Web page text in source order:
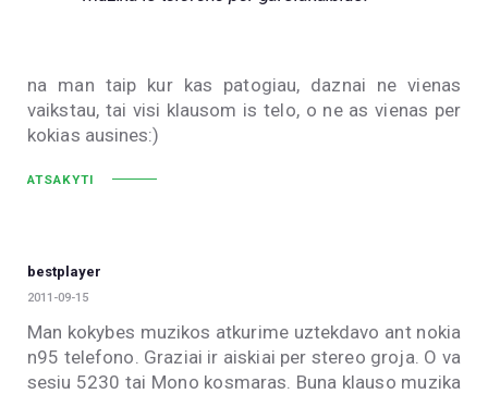
na man taip kur kas patogiau, daznai ne vienas
vaikstau, tai visi klausom is telo, o ne as vienas per
kokias ausines:)
ATSAKYTI
bestplayer
2011-09-15
Man kokybes muzikos atkurime uztekdavo ant nokia
n95 telefono. Graziai ir aiskiai per stereo groja. O va
sesiu 5230 tai Mono kosmaras. Buna klauso muzika